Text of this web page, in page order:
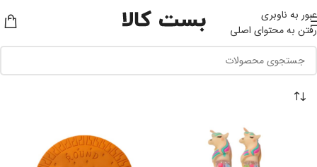
عبور به ناوبری
رفتن به محتوای اصلی